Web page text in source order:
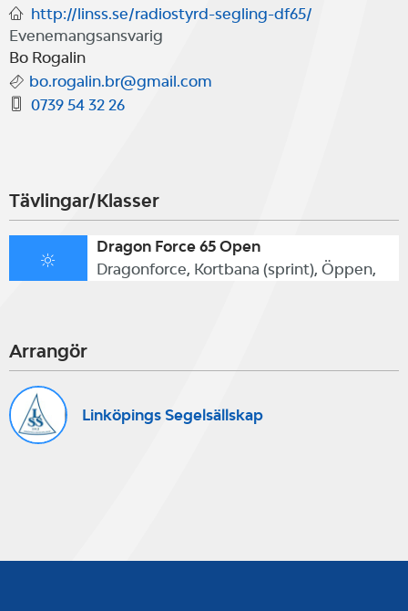
http://linss.se/radiostyrd-segling-df65/
Evenemangsansvarig
Bo Rogalin
bo.rogalin.br@gmail.com
0739 54 32 26
Tävlingar/Klasser
Dragon Force 65 Open
Dragonforce, Kortbana (sprint), Öppen,
Arrangör
Linköpings Segelsällskap